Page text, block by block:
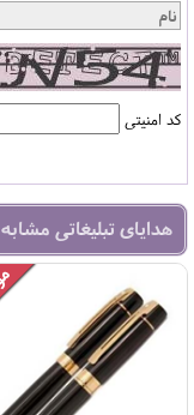
کد امنیتی
هدایای تبلیغاتی مشابه